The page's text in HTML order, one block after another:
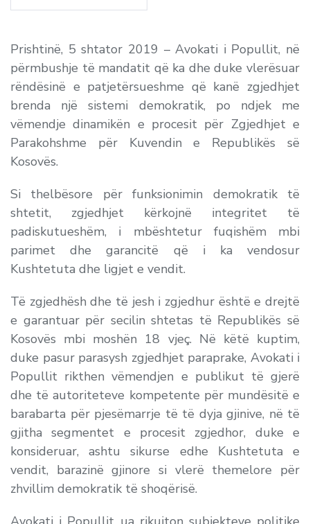
Prishtinë, 5 shtator 2019 – Avokati i Popullit, në
përmbushje të mandatit që ka dhe duke vlerësuar
rëndësinë e patjetërsueshme që kanë zgjedhjet
brenda një sistemi demokratik, po ndjek me
vëmendje dinamikën e procesit për Zgjedhjet e
Parakohshme për Kuvendin e Republikës së
Kosovës.
Si thelbësore për funksionimin demokratik të
shtetit, zgjedhjet kërkojnë integritet të
padiskutueshëm, i mbështetur fuqishëm mbi
parimet dhe garancitë që i ka vendosur
Kushtetuta dhe ligjet e vendit.
Të zgjedhësh dhe të jesh i zgjedhur është e drejtë
e garantuar për secilin shtetas të Republikës së
Kosovës mbi moshën 18 vjeç. Në këtë kuptim,
duke pasur parasysh zgjedhjet paraprake, Avokati i
Popullit rikthen vëmendjen e publikut të gjerë
dhe të autoriteteve kompetente për mundësitë e
barabarta për pjesëmarrje të të dyja gjinive, në të
gjitha segmentet e procesit zgjedhor, duke e
konsideruar, ashtu sikurse edhe Kushtetuta e
vendit, barazinë gjinore si vlerë themelore për
zhvillim demokratik të shoqërisë.